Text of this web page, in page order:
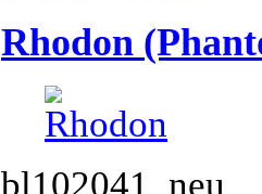
Rhodon
bl102041_neu